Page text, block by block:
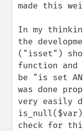
made this
In my
the
("isset")
function and
be "is set
was done
very easily
check for